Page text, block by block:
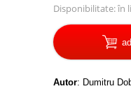
Disponibilitate:în
Autor: Dumitru